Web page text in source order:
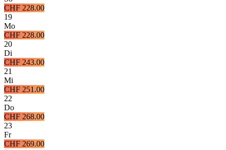
CHF 228.00
19
Mo
CHF 228.00
20
Di
CHF 243.00
21
Mi
CHF 251.00
22
Do
CHF 268.00
23
Fr
CHF 269.00